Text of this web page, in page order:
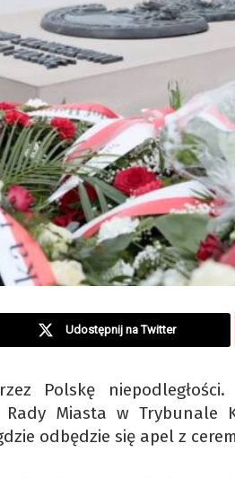
Udostępnij na Twitter
Polskę
Miasta w Trybunale
odbędzie się apel z